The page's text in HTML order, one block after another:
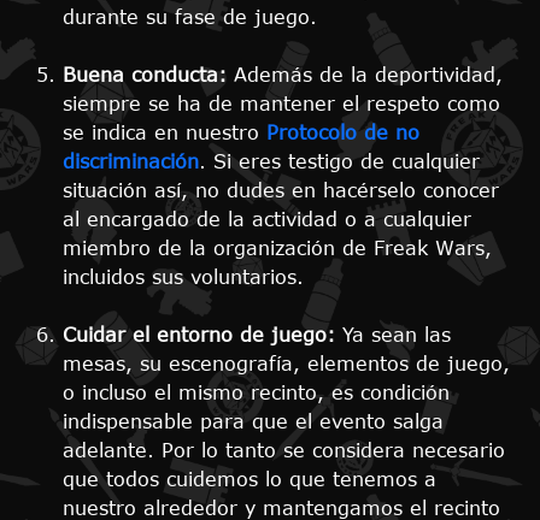
durante su fase de juego.
Buena conducta: Además de la deportividad,
siempre se ha de mantener el respeto como
se indica en nuestro Protocolo de no
discriminación. Si eres testigo de cualquier
situación así, no dudes en hacérselo conocer
al encargado de la actividad o a cualquier
miembro de la organización de Freak Wars,
incluidos sus voluntarios.
Cuidar el entorno de juego: Ya sean las
mesas, su escenografía, elementos de juego,
o incluso el mismo recinto, es condición
indispensable para que el evento salga
adelante. Por lo tanto se considera necesario
que todos cuidemos lo que tenemos a
nuestro alrededor y mantengamos el recinto